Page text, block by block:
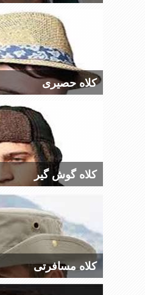
کلاه حصیری
کلاه گوش گیر
کلاه مسافرتی